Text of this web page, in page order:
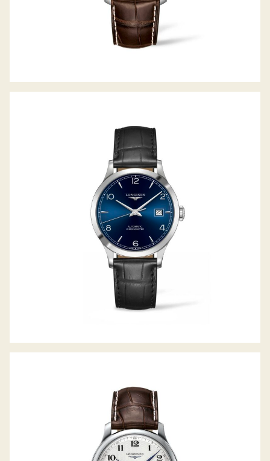
RECORD
THE MASTER COLLECTION